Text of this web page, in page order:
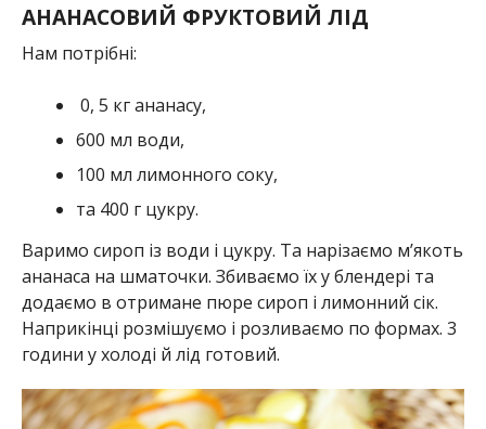
АНАНАСОВИЙ ФРУКТОВИЙ ЛІД
Нам потрібні:
0, 5 кг ананасу,
600 мл води,
100 мл лимонного соку,
та 400 г цукру.
Варимо сироп із води і цукру. Та нарізаємо м’якоть
ананаса на шматочки. Збиваємо їх у блендері та
додаємо в отримане пюре сироп і лимонний сік.
Наприкінці розмішуємо і розливаємо по формах. 3
години у холоді й лід готовий.